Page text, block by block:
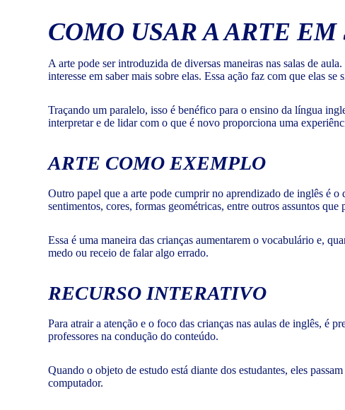
COMO USAR A ARTE
A arte pode ser introduzida de diversas maneiras nas salas de
interesse em saber mais sobre elas. Essa ação faz com que elas
Traçando um paralelo, isso é benéfico para o ensino da língua
interpretar e de lidar com o que é novo proporciona uma
ARTE COMO EXEMPLO
Outro papel que a arte pode cumprir no aprendizado de inglês é o
sentimentos, cores, formas geométricas, entre outros assuntos
Essa é uma maneira das crianças aumentarem o vocabulário e,
medo ou receio de falar algo errado.
RECURSO INTERATIVO
Para atrair a atenção e o foco das crianças nas aulas de inglês, é
professores na condução do conteúdo.
Quando o objeto de estudo está diante dos estudantes, eles passam
computador.